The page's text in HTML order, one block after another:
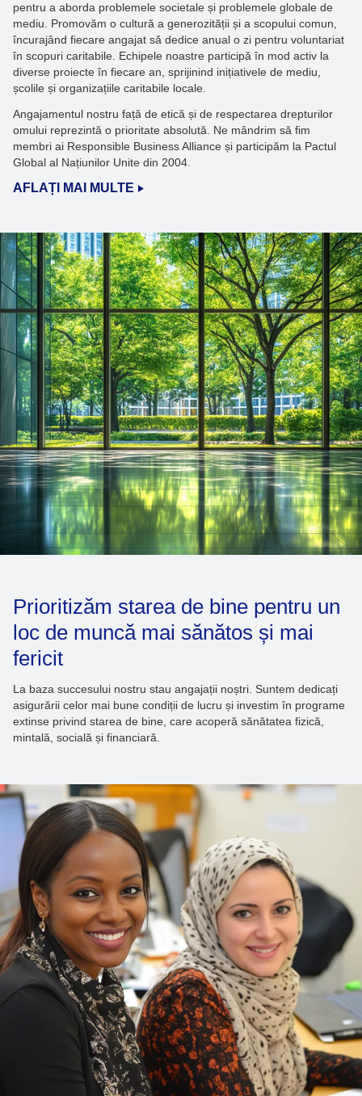
pentru a aborda problemele societale și problemele globale de
mediu. Promovăm o cultură a generozității și a scopului comun,
încurajând fiecare angajat să dedice anual o zi pentru voluntariat
în scopuri caritabile. Echipele noastre participă în mod activ la
diverse proiecte în fiecare an, sprijinind inițiativele de mediu,
școlile și organizațiile caritabile locale.
Angajamentul nostru față de etică și de respectarea drepturilor
omului reprezintă o prioritate absolută. Ne mândrim să fim
membri ai Responsible Business Alliance și participăm la Pactul
Global al Națiunilor Unite din 2004.
AFLAȚI MAI MULTE
Prioritizăm starea de bine pentru un
loc de muncă mai sănătos și mai
fericit
La baza succesului nostru stau angajații noștri. Suntem dedicați
asigurării celor mai bune condiții de lucru și investim în programe
extinse privind starea de bine, care acoperă sănătatea fizică,
mintală, socială și financiară.